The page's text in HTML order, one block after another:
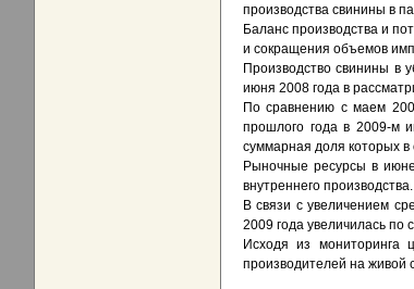
производства свинины в
Баланс производства и
и сокращения объемов
Производство свинины в
июня 2008 года в
По сравнению с маем
прошлого года в 2009-м
суммарная доля которых
Рыночные ресурсы в
внутреннего производства.
В связи с увеличением
2009 года увеличилась
Исходя из мониторинга
производителей на живой